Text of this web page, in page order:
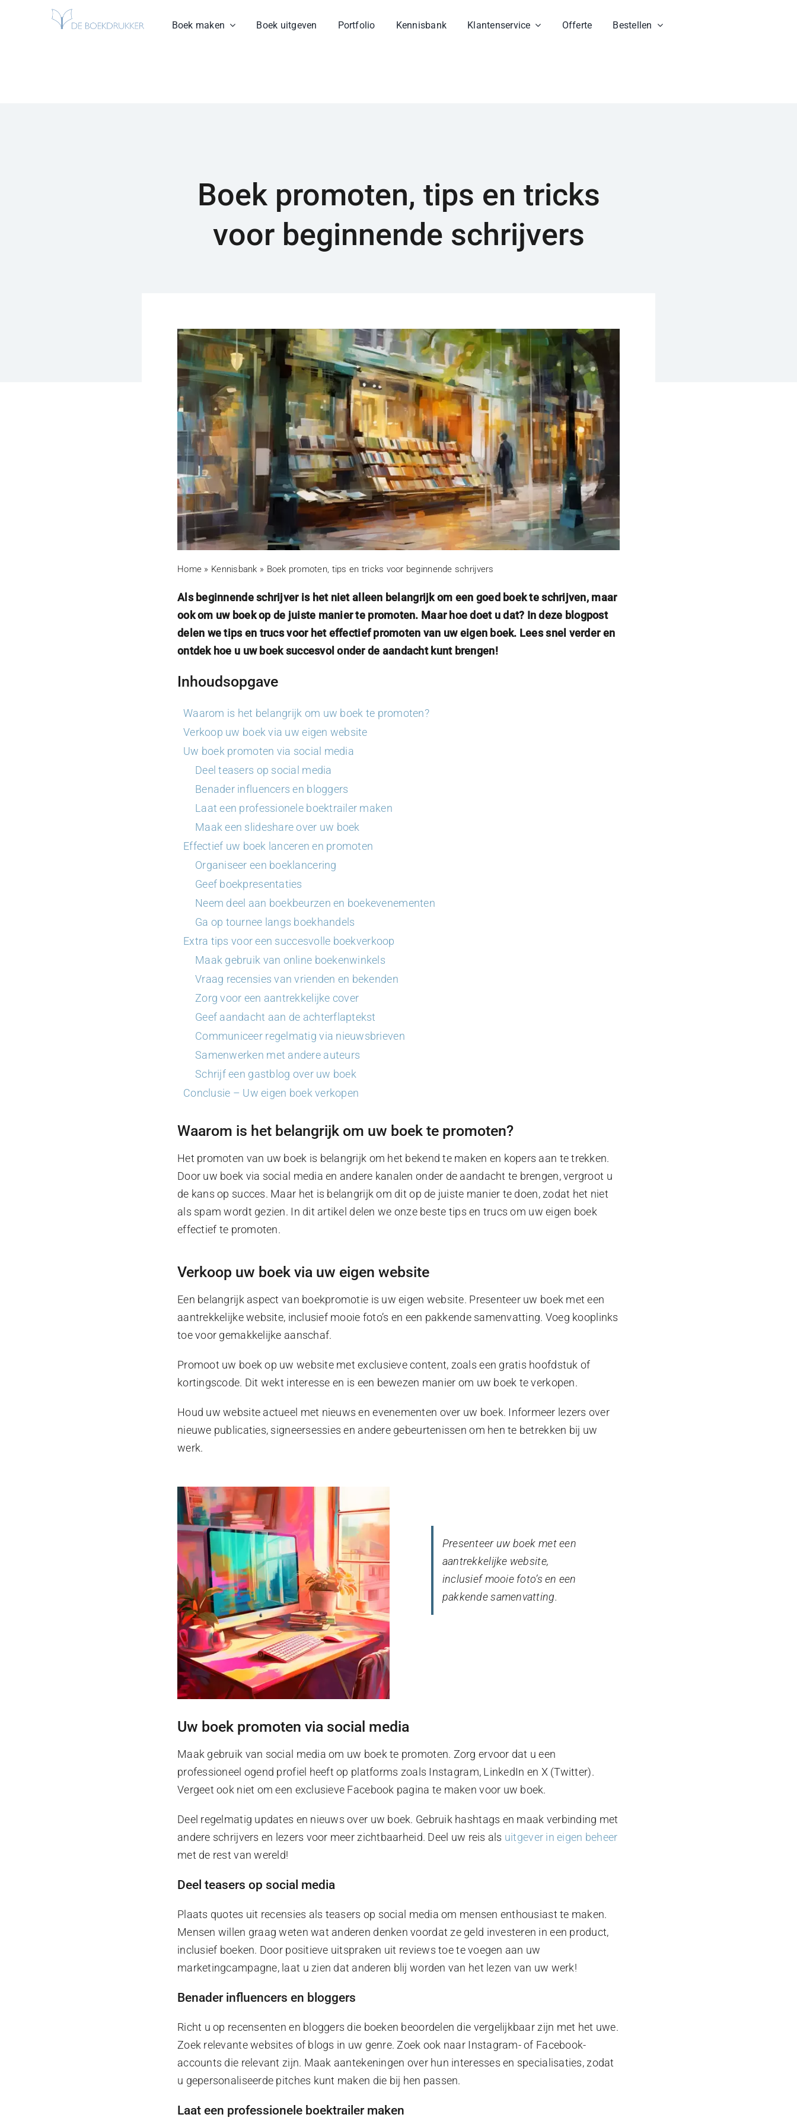
Boek maken Boek uitgeven Portfolio Kennisbank Klantenservice Offerte Bestellen
Boek promoten, tips en tricks
voor beginnende schrijvers
Home » Kennisbank » Boek promoten, tips en tricks voor beginnende schrijvers
Als beginnende schrijver is het niet alleen belangrijk om een goed boek te schrijven, maar
ook om uw boek op de juiste manier te promoten. Maar hoe doet u dat? In deze blogpost
delen we tips en trucs voor het effectief promoten van uw eigen boek. Lees snel verder en
ontdek hoe u uw boek succesvol onder de aandacht kunt brengen!
Inhoudsopgave
Waarom is het belangrijk om uw boek te promoten?
Verkoop uw boek via uw eigen website
Uw boek promoten via social media
Deel teasers op social media
Benader influencers en bloggers
Laat een professionele boektrailer maken
Maak een slideshare over uw boek
Effectief uw boek lanceren en promoten
Organiseer een boeklancering
Geef boekpresentaties
Neem deel aan boekbeurzen en boekevenementen
Ga op tournee langs boekhandels
Extra tips voor een succesvolle boekverkoop
Maak gebruik van online boekenwinkels
Vraag recensies van vrienden en bekenden
Zorg voor een aantrekkelijke cover
Geef aandacht aan de achterflaptekst
Communiceer regelmatig via nieuwsbrieven
Samenwerken met andere auteurs
Schrijf een gastblog over uw boek
Conclusie – Uw eigen boek verkopen
Waarom is het belangrijk om uw boek te promoten?
Het promoten van uw boek is belangrijk om het bekend te maken en kopers aan te trekken.
Door uw boek via social media en andere kanalen onder de aandacht te brengen, vergroot u
de kans op succes. Maar het is belangrijk om dit op de juiste manier te doen, zodat het niet
als spam wordt gezien. In dit artikel delen we onze beste tips en trucs om uw eigen boek
effectief te promoten.
Verkoop uw boek via uw eigen website
Een belangrijk aspect van boekpromotie is uw eigen website. Presenteer uw boek met een
aantrekkelijke website, inclusief mooie foto’s en een pakkende samenvatting. Voeg kooplinks
toe voor gemakkelijke aanschaf.
Promoot uw boek op uw website met exclusieve content, zoals een gratis hoofdstuk of
kortingscode. Dit wekt interesse en is een bewezen manier om uw boek te verkopen.
Houd uw website actueel met nieuws en evenementen over uw boek. Informeer lezers over
nieuwe publicaties, signeersessies en andere gebeurtenissen om hen te betrekken bij uw
werk.
Presenteer uw boek met een
aantrekkelijke website,
inclusief mooie foto’s en een
pakkende samenvatting.
Uw boek promoten via social media
Maak gebruik van social media om uw boek te promoten. Zorg ervoor dat u een
professioneel ogend profiel heeft op platforms zoals Instagram, LinkedIn en X (Twitter).
Vergeet ook niet om een exclusieve Facebook pagina te maken voor uw boek.
Deel regelmatig updates en nieuws over uw boek. Gebruik hashtags en maak verbinding met
andere schrijvers en lezers voor meer zichtbaarheid. Deel uw reis als uitgever in eigen beheer
met de rest van wereld!
Deel teasers op social media
Plaats quotes uit recensies als teasers op social media om mensen enthousiast te maken.
Mensen willen graag weten wat anderen denken voordat ze geld investeren in een product,
inclusief boeken. Door positieve uitspraken uit reviews toe te voegen aan uw
marketingcampagne, laat u zien dat anderen blij worden van het lezen van uw werk!
Benader influencers en bloggers
Richt u op recensenten en bloggers die boeken beoordelen die vergelijkbaar zijn met het uwe.
Zoek relevante websites of blogs in uw genre. Zoek ook naar Instagram- of Facebook-
accounts die relevant zijn. Maak aantekeningen over hun interesses en specialisaties, zodat
u gepersonaliseerde pitches kunt maken die bij hen passen.
Laat een professionele boektrailer maken